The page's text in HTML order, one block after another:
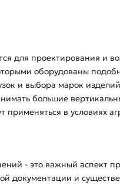
для проектирования и
оборудованы
и выбора марок
большие
в условиях
- это важный аспект
документации и